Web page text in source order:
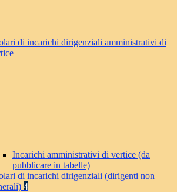
di incarichi dirigenziali amministrativi di
Incarichi amministrativi di vertice (da
pubblicare in tabelle)
di incarichi dirigenziali (dirigenti non
4